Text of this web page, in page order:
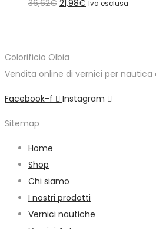
36,62€
era:
36,62€.
21,98€
21,98€.
Iva esclusa
Colorificio Olbia
Vendita online di vernici per nautica
Facebook-f Instagram
Sitemap
Home
Shop
Chi siamo
I nostri prodotti
Vernici nautiche